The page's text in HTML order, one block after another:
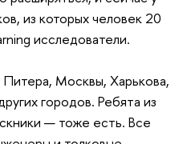
из которых человек 20
исследователи.
Москвы, Харькова,
городов. Ребята из
— тоже есть. Все